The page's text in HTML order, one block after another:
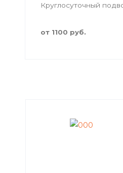
Круглосуточный
действия услуги.
от 1100 руб.